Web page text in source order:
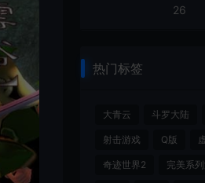
26
热门标签
大青云 斗罗大陆
射击游戏 Q版
奇迹世界2 完美系